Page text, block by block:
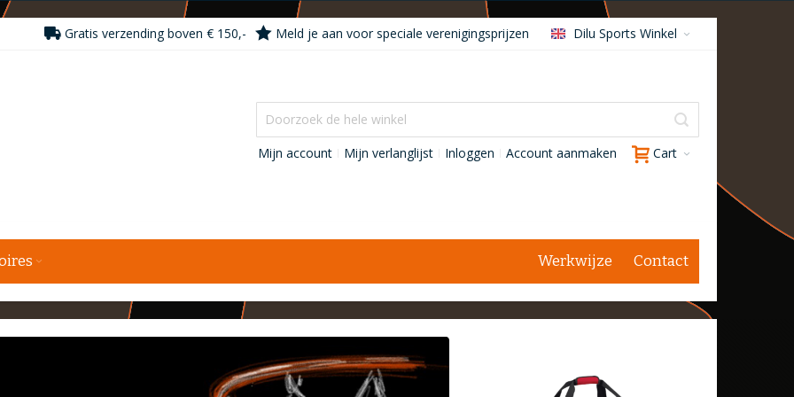
Dilu Sports Winkel
Gratis verzending boven € 150,- Meld je aan voor speciale verenigingsprijzen
Cart
Mijn account Mijn verlanglijst Inloggen Account aanmaken
Contact
Werkwijze